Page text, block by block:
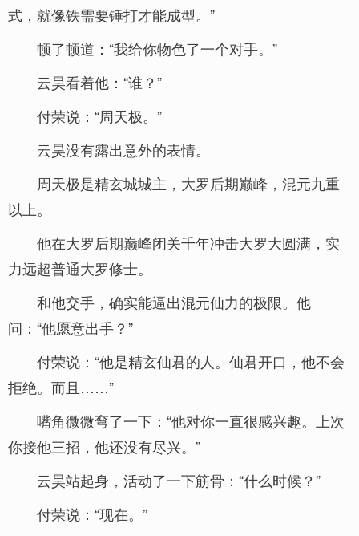
式，就像铁需要锤打才能成型。”
顿了顿道：“我给你物色了一个对手。”
云昊看着他：“谁？”
付荣说：“周天极。”
云昊没有露出意外的表情。
周天极是精玄城城主，大罗后期巅峰，混元九重
以上。
他在大罗后期巅峰闭关千年冲击大罗大圆满，实
力远超普通大罗修士。
和他交手，确实能逼出混元仙力的极限。他
问：“他愿意出手？”
付荣说：“他是精玄仙君的人。仙君开口，他不会
拒绝。而且……”
嘴角微微弯了一下：“他对你一直很感兴趣。上次
你接他三招，他还没有尽兴。”
云昊站起身，活动了一下筋骨：“什么时候？”
付荣说：“现在。”